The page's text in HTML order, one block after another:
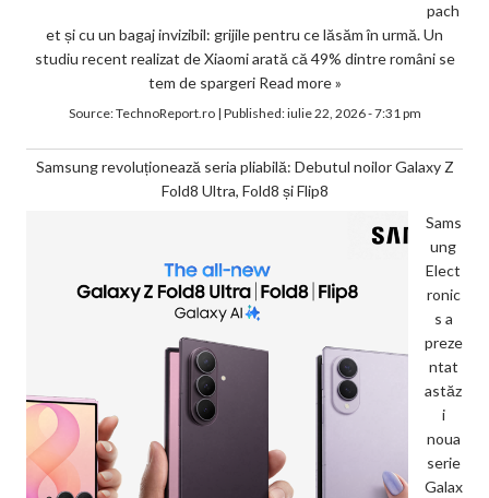
pach
et și cu un bagaj invizibil: grijile pentru ce lăsăm în urmă. Un
studiu recent realizat de Xiaomi arată că 49% dintre români se
tem de spargeri Read more »
Source:TechnoReport.ro| Published:iulie 22, 2026 - 7:31 pm
Samsung revoluționează seria pliabilă: Debutul noilor Galaxy Z
Fold8 Ultra, Fold8 și Flip8
Sams
ung
Elect
ronic
s a
preze
ntat
astăz
i
noua
serie
Galax